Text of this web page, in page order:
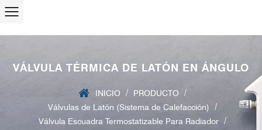
VÁLVULA TÉRMICA DE LATÓN EN ÁNGULO
INICIO / PRODUCTO
/
Válvulas de Latón (Sistema de Calefacción)
/
Válvula Escuadra Termostatizable Para Radiador
/